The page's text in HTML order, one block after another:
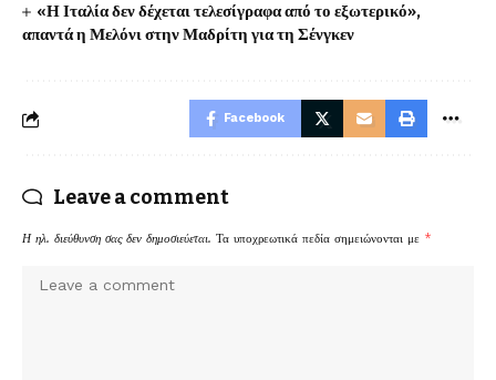
«Η Ιταλία δεν δέχεται τελεσίγραφα από το εξωτερικό»,
απαντά η Μελόνι στην Μαδρίτη για τη Σένγκεν
Facebook
Leave a comment
Η ηλ. διεύθυνση σας δεν δημοσιεύεται. Τα υποχρεωτικά πεδία σημειώνονται με *